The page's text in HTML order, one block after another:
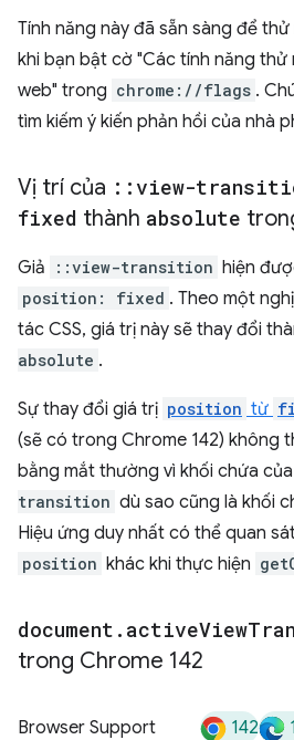
Tính năng này đã sẵn sàng để
khi bạn bật cờ "Các tính năng thử
web" trong chrome://flags .
tìm kiếm ý kiến phản hồi của nhà
Vị trí của :: view-
fixed thành absolute
Giả ::view-transition hiện
position: fixed . Theo một
tác CSS, giá trị này sẽ thay đổi
absolute .
Sự thay đổi giá trị position từ
(sẽ có trong Chrome 142) không
bằng mắt thường vì khối chứa
transition dù sao cũng là khối
Hiệu ứng duy nhất có thể quan
position khác khi thực hiện
document . activeView
trong Chrome 142
Browser Support 142